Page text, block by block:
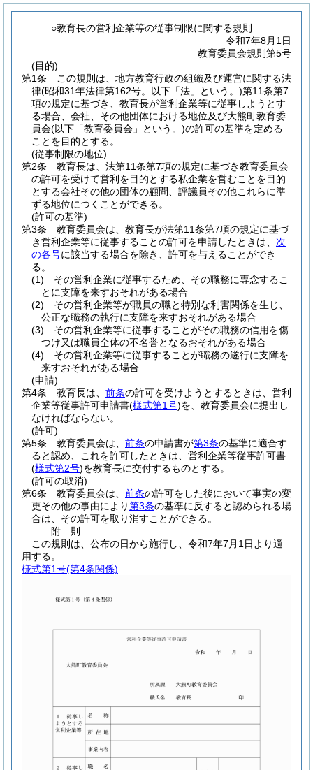
○教育長の営利企業等の従事制限に関する規則
令和7年8月1日
教育委員会規則第5号
(目的)
第1条
この規則は、地方教育行政の組織及び運営に関する法
律(昭和31年法律第162号。以下「法」という。)第11条第7
項の規定に基づき、教育長が営利企業等に従事しようとす
る場合、会社、その他団体における地位及び大熊町教育委
員会(以下「教育委員会」という。)の許可の基準を定める
ことを目的とする。
(従事制限の地位)
第2条
教育長は、法第11条第7項の規定に基づき教育委員会
の許可を受けて営利を目的とする私企業を営むことを目的
とする会社その他の団体の顧問、評議員その他これらに準
ずる地位につくことができる。
(許可の基準)
第3条
教育委員会は、教育長が法第11条第7項の規定に基づ
き営利企業等に従事することの許可を申請したときは、 次
の各号に該当する場合を除き、許可を与えることができ
る。
(1)
その営利企業に従事するため、その職務に専念するこ
とに支障を来すおそれがある場合
(2)
その営利企業等が職員の職と特別な利害関係を生じ、
公正な職務の執行に支障を来すおそれがある場合
(3)
その営利企業等に従事することがその職務の信用を傷
つけ又は職員全体の不名誉となるおそれがある場合
(4)
その営利企業等に従事することが職務の遂行に支障を
来すおそれがある場合
(申請)
第4条
教育長は、 前条の許可を受けようとするときは、営利
企業等従事許可申請書(様式第1号)を、教育委員会に提出し
なければならない。
(許可)
第5条
教育委員会は、 前条の申請書が第3条の基準に適合す
ると認め、これを許可したときは、営利企業等従事許可書
(様式第2号)を教育長に交付するものとする。
(許可の取消)
第6条
教育委員会は、 前条の許可をした後において事実の変
更その他の事由により第3条の基準に反すると認められる場
合は、その許可を取り消すことができる。
附 則
この規則は、公布の日から施行し、令和7年7月1日より適
用する。
様式第1号(第4条関係)